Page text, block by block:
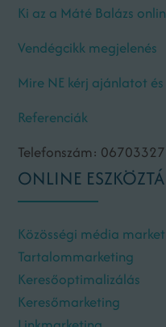
Ki az a Máté Balázs
Vendégcikk megjelenés
Mire NE kérj ajánlatot
Referenciák
Telefonszám:
ONLINE
Közösségi média
Tartalommarketing
Keresőoptimalizálás
Keresőmarketing